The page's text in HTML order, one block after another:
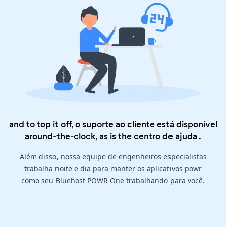
and to top it off, o suporte ao cliente está disponível
around-the-clock, as is thecentro de ajuda .
Além disso, nossa equipe de engenheiros especialistas
trabalha noite e dia para manter os aplicativos powr
como seu Bluehost POWR One trabalhando para você.